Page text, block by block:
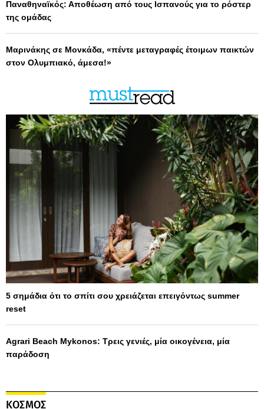
Παναθηναϊκός: Αποθέωση από τους Ισπανούς για το ρόστερ
της ομάδας
Μαρινάκης σε Μονκάδα, «πέντε μεταγραφές έτοιμων παικτών
στον Ολυμπιακό, άμεσα!»
5 σημάδια ότι το σπίτι σου χρειάζεται επειγόντως summer
reset
Agrari Beach Mykonos: Τρεις γενιές, μία οικογένεια, μία
παράδοση
ΚΟΣΜΟΣ